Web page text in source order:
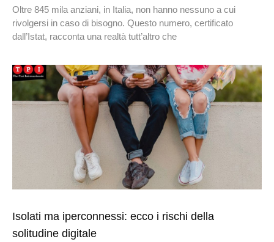
Oltre 845 mila anziani, in Italia, non hanno nessuno a cui
rivolgersi in caso di bisogno. Questo numero, certificato
dall’Istat, racconta una realtà tutt’altro che
Isolati ma iperconnessi: ecco i rischi della
solitudine digitale